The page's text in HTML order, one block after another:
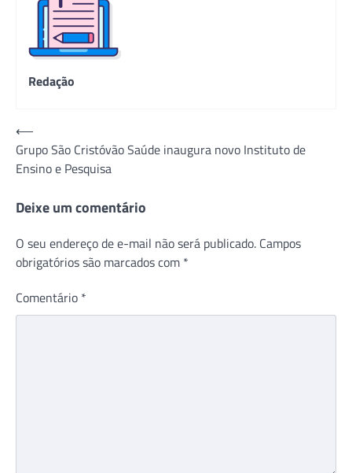
Redação
Navegação
de
Post
⟵
Grupo São Cristóvão Saúde inaugura novo Instituto de
Ensino e Pesquisa
Deixe um comentário
O seu endereço de e-mail não será publicado. Campos
obrigatórios são marcados com *
Comentário *